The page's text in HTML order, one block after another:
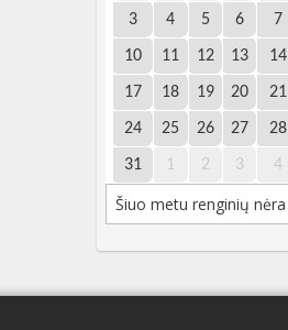
3 4 5 6 7
10 11 12 13 14
17 18 19 20 21
24 25 26 27 28
31 1 2 3 4
Šiuo metu renginių nėra